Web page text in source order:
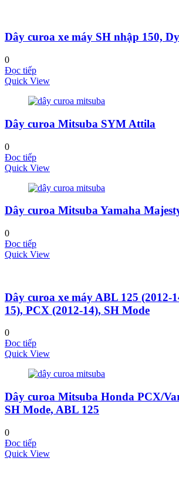
Dây curoa xe máy SH nhập 150,
0
Đọc tiếp
Quick View
Dây curoa Mitsuba SYM Attila
0
Đọc tiếp
Quick View
Dây curoa Mitsuba Yamaha
0
Đọc tiếp
Quick View
Dây curoa xe máy ABL 125 (2012-
15), PCX (2012-14), SH Mode
0
Đọc tiếp
Quick View
Dây curoa Mitsuba Honda PCX/
SH Mode, ABL 125
0
Đọc tiếp
Quick View